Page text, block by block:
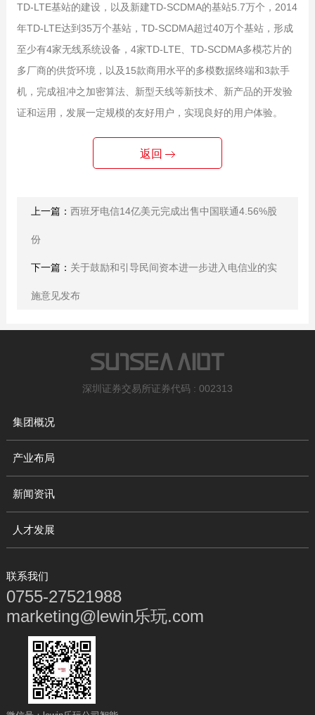
TD-LTE基站的建设，以及新建TD-SCDMA的基站5.7万个，2014
年TD-LTE达到35万个基站，TD-SCDMA超过40万个基站，形成
至少有4家无线系统设备，4家TD-LTE、TD-SCDMA多模芯片的
多厂商的供货环境，以及15款商用水平的多模数据终端和3款手
机，完成祖冲之加密算法、新型天线等新技术、新产品的开发验
证和运用，发展一定规模的友好用户，实现良好的用户体验。
返回
上一篇： 西班牙电信14亿美元完成出售中国联通4.56%股
份
下一篇： 关于鼓励和引导民间资本进一步进入电信业的实
施意见发布
深圳证券交易所证券代码 : 002313
集团概况
产业布局
新闻资讯
人才发展
联系我们
0755-27521988
marketing@lewin乐玩.com